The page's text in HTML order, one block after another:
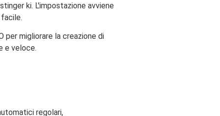
ki. L'impostazione avviene
per migliorare la creazione di
e veloce.
regolari,